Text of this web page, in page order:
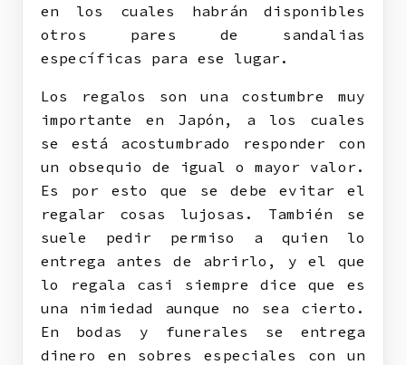
en los cuales habrán disponibles
otros pares de sandalias
específicas para ese lugar.
Los regalos son una costumbre muy
importante en Japón, a los cuales
se está acostumbrado responder con
un obsequio de igual o mayor valor.
Es por esto que se debe evitar el
regalar cosas lujosas. También se
suele pedir permiso a quien lo
entrega antes de abrirlo, y el que
lo regala casi siempre dice que es
una nimiedad aunque no sea cierto.
En bodas y funerales se entrega
dinero en sobres especiales con un